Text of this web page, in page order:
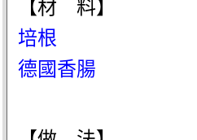
【材 料】
培根
德國香腸